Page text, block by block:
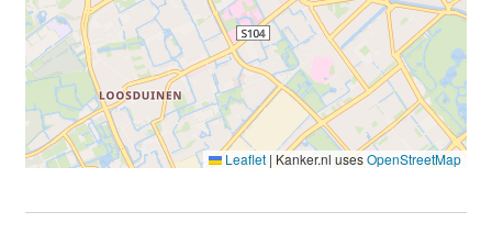
Leaflet | Kanker.nl usesOpenStreetMap